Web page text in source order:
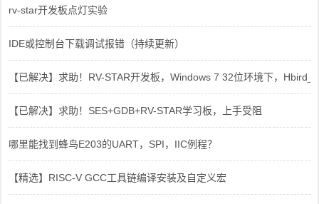
rv-star开发板点灯实验
IDE或控制台下载调试报错（持续更新）
【已解决】求助！RV-STAR开发板，Windows 7 32位环境下，
【已解决】求助！SES+GDB+RV-STAR学习板，上手受阻
哪里能找到蜂鸟E203的UART，SPI，IIC例程？
【精选】RISC-V GCC工具链编译安装及自定义宏